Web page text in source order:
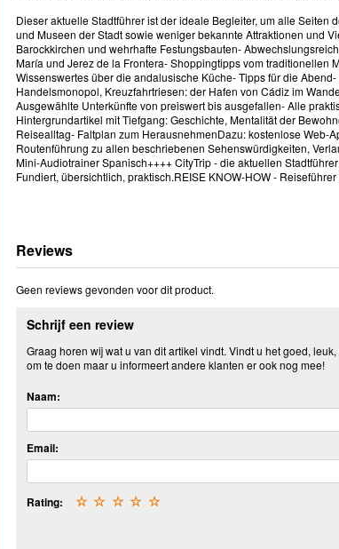
Dieser aktuelle Stadtführer ist der ideale Begleiter, um alle
und Museen der Stadt sowie weniger bekannte Attraktionen und
Barockkirchen und wehrhafte Festungsbauten-
María und Jerez de la Frontera- Shoppingtipps vom traditionellen
Wissenswertes über die andalusische Küche- Tipps für die
Handelsmonopol, Kreuzfahrtriesen: der Hafen von Cádiz im
Ausgewählte Unterkünfte von preiswert bis ausgefallen- Alle
Hintergrundartikel mit Tiefgang: Geschichte, Mentalität der
Reisealltag- Faltplan zum HerausnehmenDazu: kostenlose Web-
Routenführung zu allen beschriebenen Sehenswürdigkeiten,
Mini-Audiotrainer Spanisch++++ CityTrip - die aktuellen
Fundiert, übersichtlich, praktisch.REISE KNOW-HOW -
Reviews
Geen reviews gevonden voor dit product.
Schrijf een review
Graag horen wij wat u van dit artikel vindt. Vindt u het goed,
om te doen maar u informeert andere klanten er ook nog mee!
Naam:
Email:
Rating: ☆
☆
☆
☆
☆